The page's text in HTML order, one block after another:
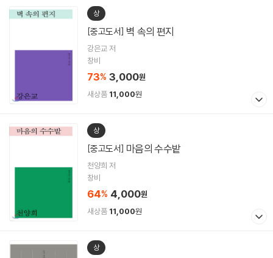
상
[중고도서] 벽 속의 편지
강은교 저
창비
73% 3,000원
새상품 11,000원
상
[중고도서] 마음의 수수밭
천양희 저
창비
64% 4,000원
새상품 11,000원
상